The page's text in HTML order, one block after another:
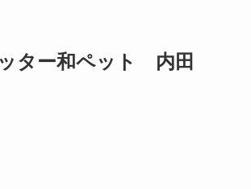
ター和ペット 内田